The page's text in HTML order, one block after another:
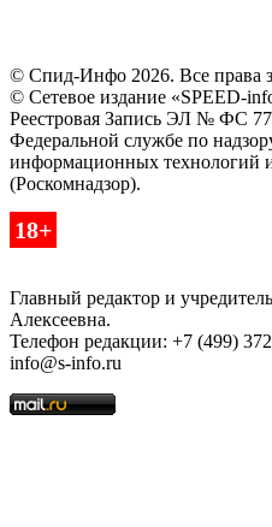
© Спид-Инфо 2026. Все права
© Сетевое издание «SPEED-
Реестровая Запись ЭЛ № ФС
Федеральной службе по
информационных технологий
(Роскомнадзор).
18+
Главный редактор и
Алексеевна.
Телефон редакции: +7 (499)
info@s-info.ru